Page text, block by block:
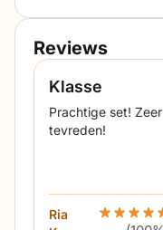
uitstraling. Het luxe
tuinstoelen is
daardoor een extra
antracietkleurige
mooi met de luxe
bekende merk
SCXW14186469"
<span
Reviews
Klasse
Prachtige set! Zeer
tevreden!
Ria